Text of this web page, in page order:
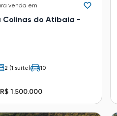
venda em
Colinas do Atibaia -
2 (1 suíte) 10
1.500.000